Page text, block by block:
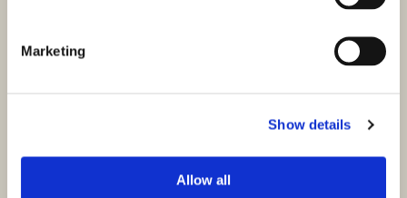
Marketing
Show details
Allow all